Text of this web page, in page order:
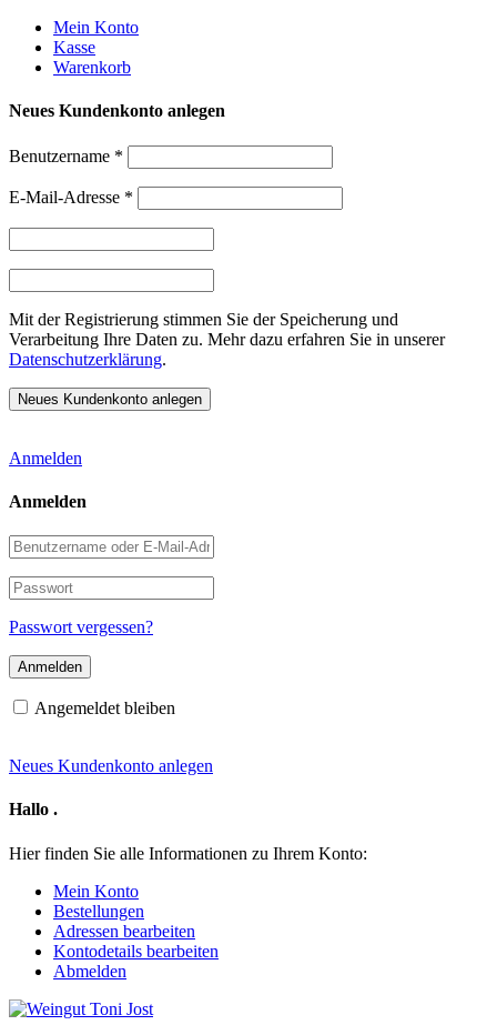
Weiter
zum
Inhalt
Mein Konto
Kasse
Warenkorb
Neues Kundenkonto anlegen
Benutzername *
E-Mail-Adresse *
Mit der Registrierung stimmen Sie der Speicherung und
Verarbeitung Ihre Daten zu. Mehr dazu erfahren Sie in unserer
Datenschutzerklärung.
Anmelden
Anmelden
Benutzername
oder
E-
Mail-
Adresse
Passwort
Passwort vergessen?
Angemeldet bleiben
Neues Kundenkonto anlegen
Hallo .
Hier finden Sie alle Informationen zu Ihrem Konto:
Mein Konto
Bestellungen
Adressen bearbeiten
Kontodetails bearbeiten
Abmelden